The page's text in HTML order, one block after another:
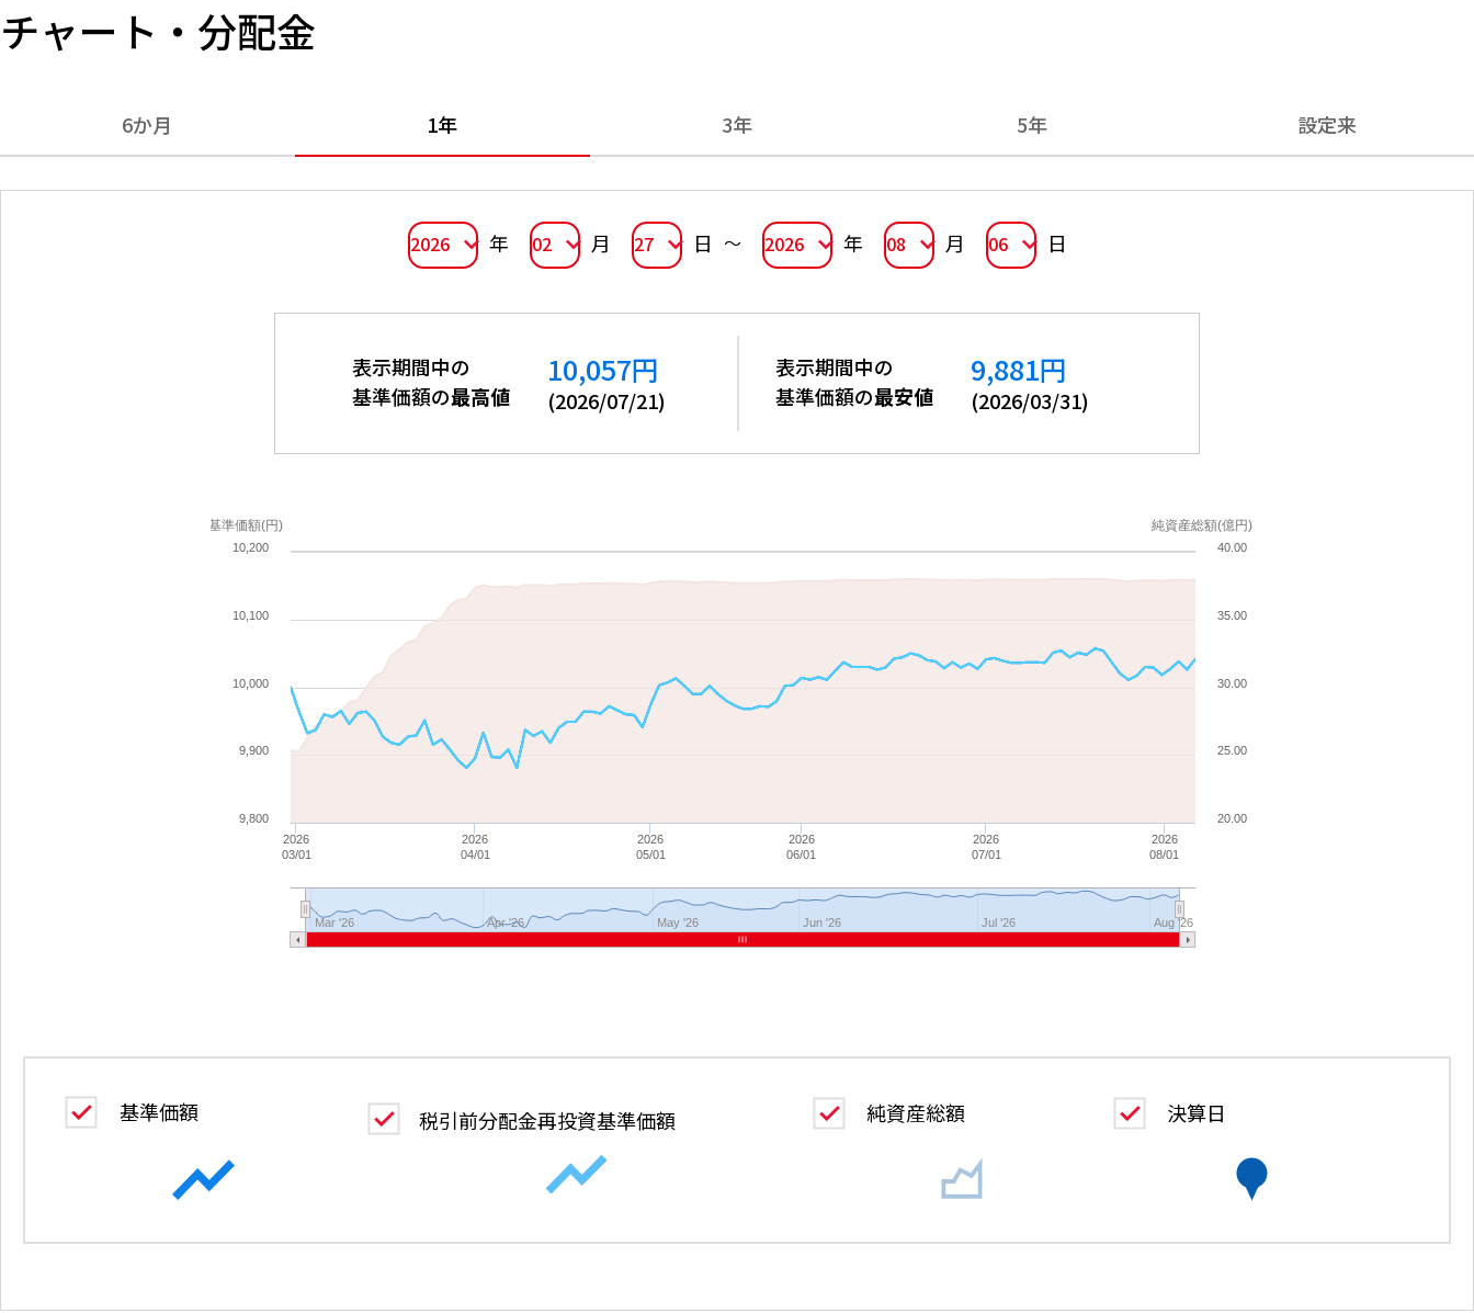
チャート・分配金
6か月 1年 3年 5年 設定来
2026 年 02 月 27 日 2026 年 08 月 06 日
表示期間中の
基準価額の最高値
10,057円
(2026/07/21)
表示期間中の
基準価額の最安値
9,881円
(2026/03/31)
基準価額(円) 純資産総額(億円)
2026
03/01
2026
04/01
2026
05/01
2026
06/01
2026
07/01
2026
08/01
Mar '26 Apr '26 May '26 Jun '26 Jul '26 Aug '26
9,800
9,900
10,000
10,100
10,200
20.00
25.00
30.00
35.00
40.00
基準価額 税引前分配金再投資基準価額 純資産総額 決算日